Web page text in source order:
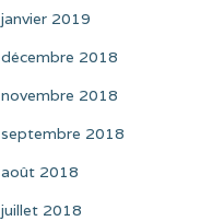
janvier 2019
décembre 2018
novembre 2018
septembre 2018
août 2018
juillet 2018